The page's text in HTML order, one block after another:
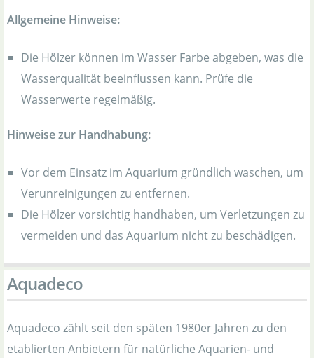
Allgemeine Hinweise:
Die Hölzer können im Wasser Farbe abgeben, was die
Wasserqualität beeinflussen kann. Prüfe die
Wasserwerte regelmäßig.
Hinweise zur Handhabung:
Vor dem Einsatz im Aquarium gründlich waschen, um
Verunreinigungen zu entfernen.
Die Hölzer vorsichtig handhaben, um Verletzungen zu
vermeiden und das Aquarium nicht zu beschädigen.
Aquadeco
Aquadeco zählt seit den späten 1980er Jahren zu den
etablierten Anbietern für natürliche Aquarien- und